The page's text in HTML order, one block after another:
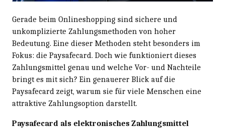
Gerade beim Onlineshopping sind sichere und
unkomplizierte Zahlungsmethoden von hoher
Bedeutung. Eine dieser Methoden steht besonders im
Fokus: die Paysafecard. Doch wie funktioniert dieses
Zahlungsmittel genau und welche Vor- und Nachteile
bringt es mit sich? Ein genauerer Blick auf die
Paysafecard zeigt, warum sie für viele Menschen eine
attraktive Zahlungsoption darstellt.
Paysafecard als elektronisches Zahlungsmittel